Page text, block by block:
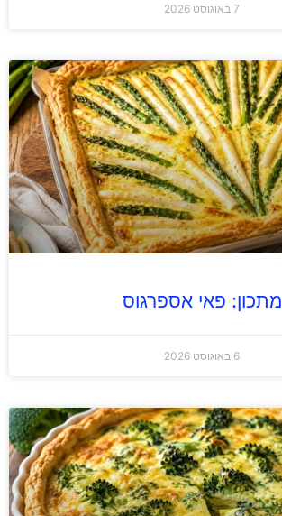
7 באוגוסט 2026
מתכון: פאי אספרגוס
6 באוגוסט 2026